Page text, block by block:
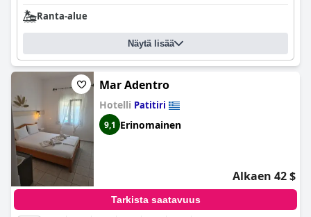
Ranta-alue
Näytä lisää
Mar Adentro
Hotelli Patitiri
9,1 Erinomainen
Alkaen 42 $
Tarkista saatavuus